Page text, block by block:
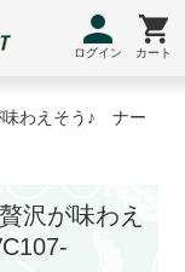
ログイン カート
味わえそう♪ ナー
沢が味わえ